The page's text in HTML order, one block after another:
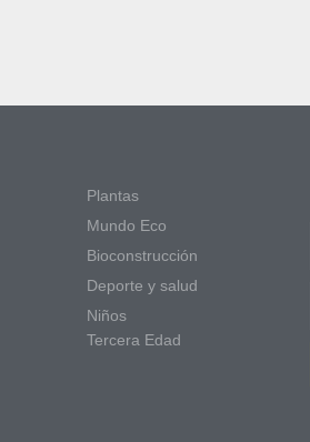
Plantas
Mundo Eco
Bioconstrucción
Deporte y salud
Niños
Tercera Edad